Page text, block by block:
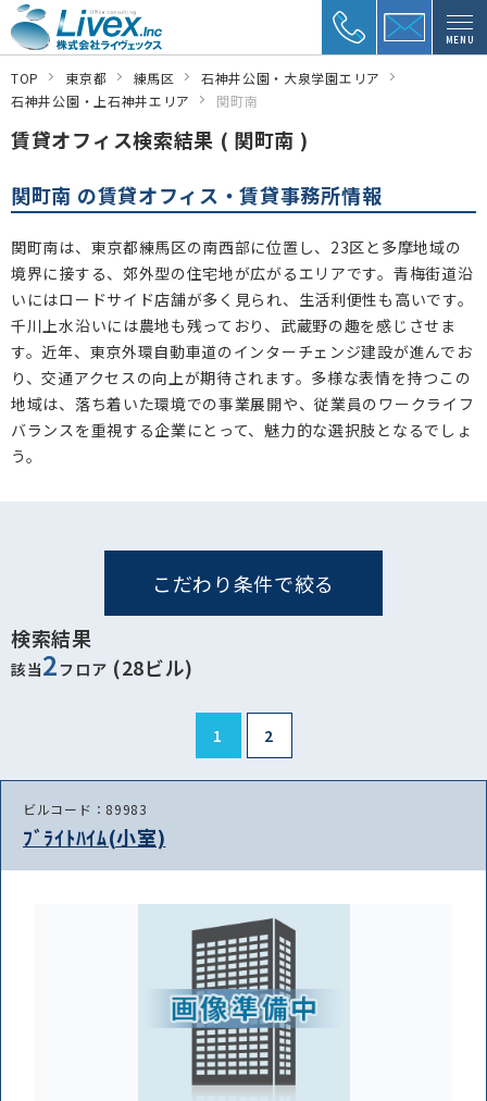
MENU
TOP 東京都 練馬区
石神井公園・大泉学園エリア
石神井公園・上石神井エリア
関町南
賃貸オフィス検索結果 ( 関町南 )
関町南 の賃貸オフィス・賃貸事務所情報
関町南は、東京都練馬区の南西部に位置し、23区と多摩地域の
境界に接する、郊外型の住宅地が広がるエリアです。青梅街道沿
いにはロードサイド店舗が多く見られ、生活利便性も高いです。
千川上水沿いには農地も残っており、武蔵野の趣を感じさせま
す。近年、東京外環自動車道のインターチェンジ建設が進んでお
り、交通アクセスの向上が期待されます。多様な表情を持つこの
地域は、落ち着いた環境での事業展開や、従業員のワークライフ
バランスを重視する企業にとって、魅力的な選択肢となるでしょ
う。
こだわり条件で絞る
検索結果
該当2 フロア (28ビル)
1 2
ビルコード：89983
ﾌﾞﾗｲﾄﾊｲﾑ(小室)